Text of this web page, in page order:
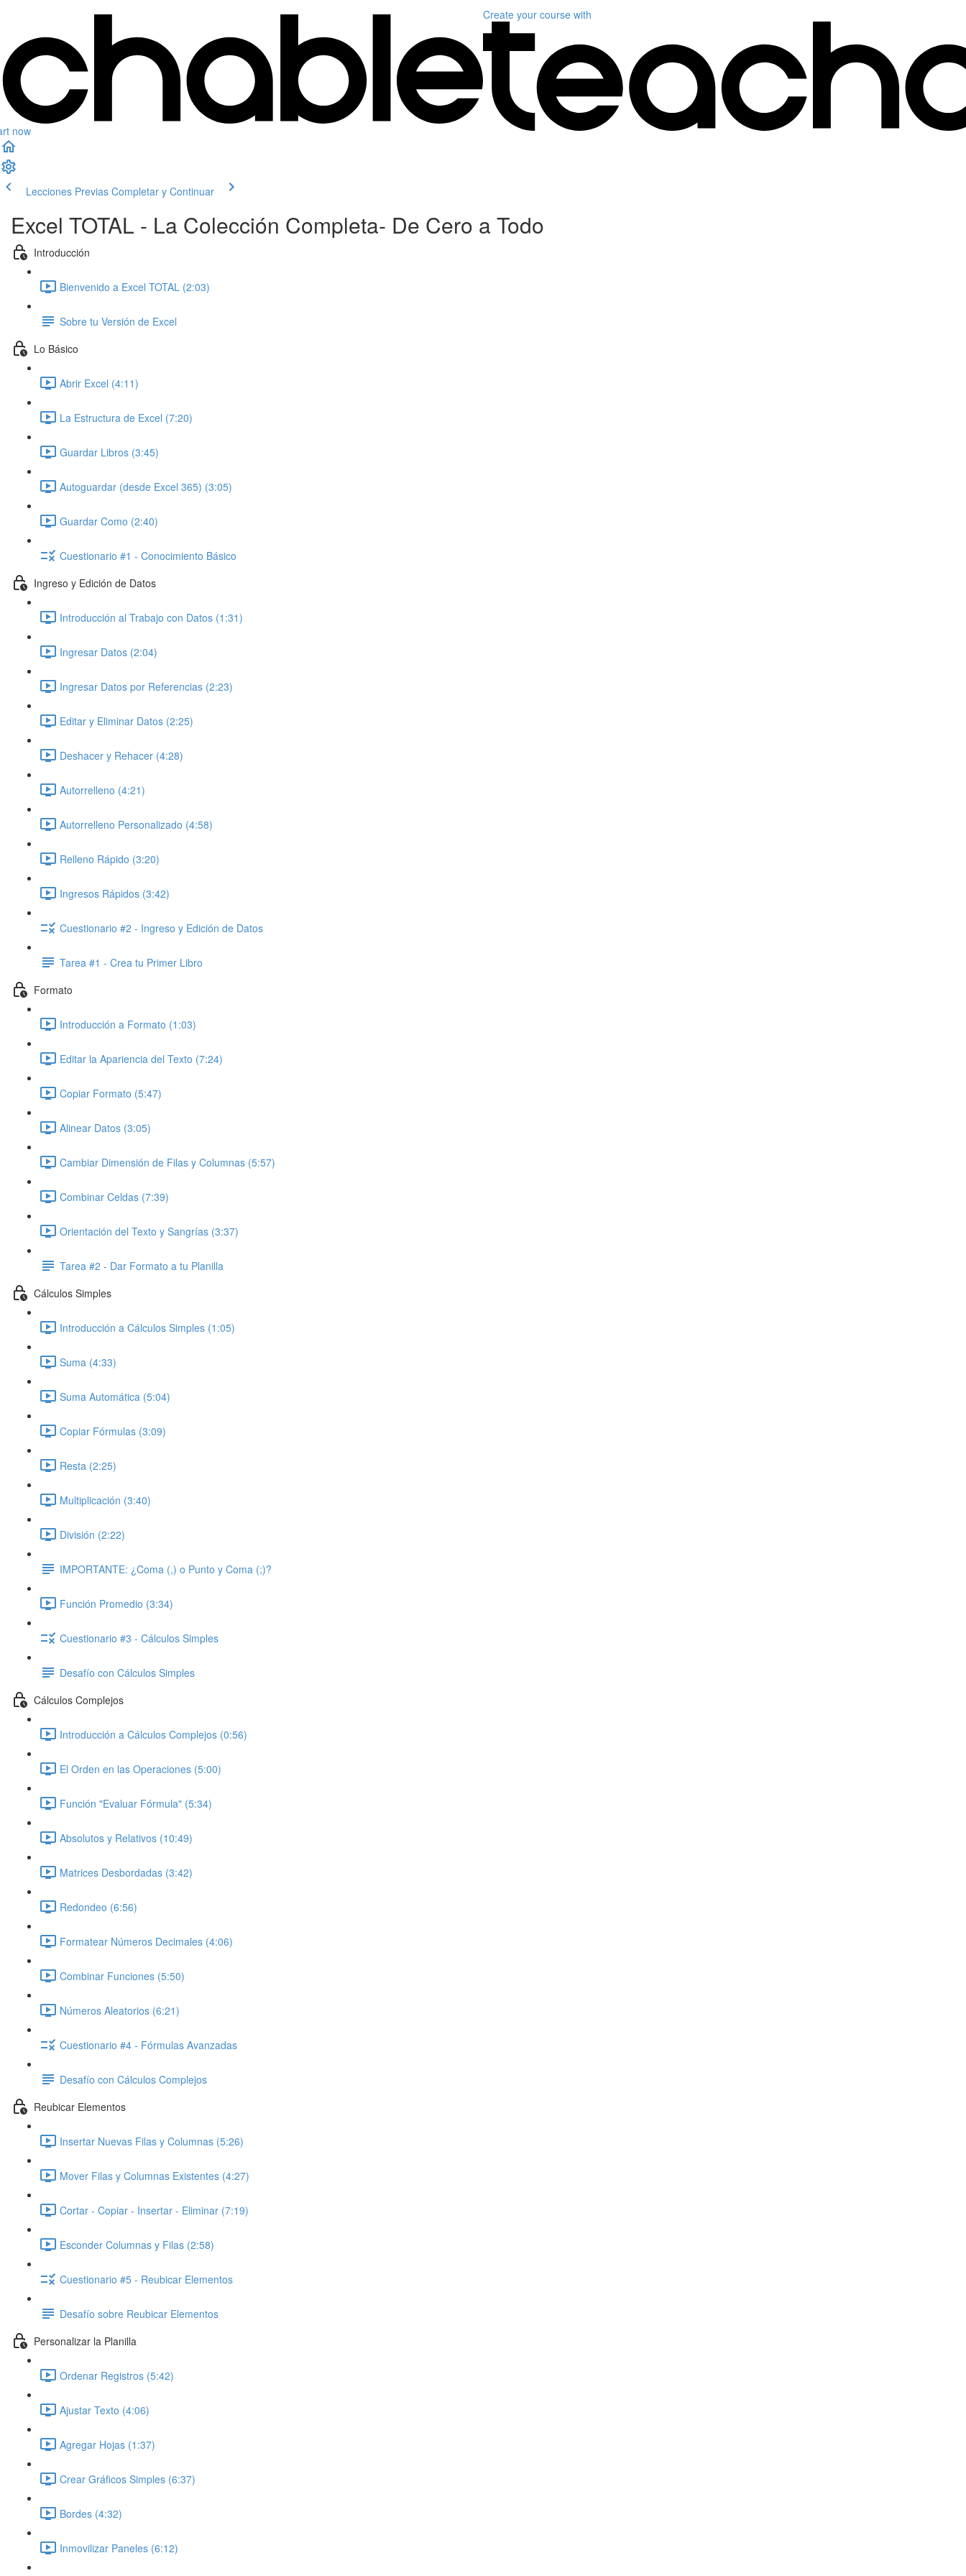
now
Create your course with
Lecciones Previas Completar y Continuar
Excel TOTAL - La Colección Completa- De Cero a Todo
Introducción
Bienvenido a Excel TOTAL (2:03)
Sobre tu Versión de Excel
Lo Básico
Abrir Excel (4:11)
La Estructura de Excel (7:20)
Guardar Libros (3:45)
Autoguardar (desde Excel 365) (3:05)
Guardar Como (2:40)
Cuestionario #1 - Conocimiento Básico
Ingreso y Edición de Datos
Introducción al Trabajo con Datos (1:31)
Ingresar Datos (2:04)
Ingresar Datos por Referencias (2:23)
Editar y Eliminar Datos (2:25)
Deshacer y Rehacer (4:28)
Autorrelleno (4:21)
Autorrelleno Personalizado (4:58)
Relleno Rápido (3:20)
Ingresos Rápidos (3:42)
Cuestionario #2 - Ingreso y Edición de Datos
Tarea #1 - Crea tu Primer Libro
Formato
Introducción a Formato (1:03)
Editar la Apariencia del Texto (7:24)
Copiar Formato (5:47)
Alinear Datos (3:05)
Cambiar Dimensión de Filas y Columnas (5:57)
Combinar Celdas (7:39)
Orientación del Texto y Sangrías (3:37)
Tarea #2 - Dar Formato a tu Planilla
Cálculos Simples
Introducción a Cálculos Simples (1:05)
Suma (4:33)
Suma Automática (5:04)
Copiar Fórmulas (3:09)
Resta (2:25)
Multiplicación (3:40)
División (2:22)
IMPORTANTE: ¿Coma (,) o Punto y Coma (;)?
Función Promedio (3:34)
Cuestionario #3 - Cálculos Simples
Desafío con Cálculos Simples
Cálculos Complejos
Introducción a Cálculos Complejos (0:56)
El Orden en las Operaciones (5:00)
Función "Evaluar Fórmula" (5:34)
Absolutos y Relativos (10:49)
Matrices Desbordadas (3:42)
Redondeo (6:56)
Formatear Números Decimales (4:06)
Combinar Funciones (5:50)
Números Aleatorios (6:21)
Cuestionario #4 - Fórmulas Avanzadas
Desafío con Cálculos Complejos
Reubicar Elementos
Insertar Nuevas Filas y Columnas (5:26)
Mover Filas y Columnas Existentes (4:27)
Cortar - Copiar - Insertar - Eliminar (7:19)
Esconder Columnas y Filas (2:58)
Cuestionario #5 - Reubicar Elementos
Desafío sobre Reubicar Elementos
Personalizar la Planilla
Ordenar Registros (5:42)
Ajustar Texto (4:06)
Agregar Hojas (1:37)
Crear Gráficos Simples (6:37)
Bordes (4:32)
Inmovilizar Paneles (6:12)